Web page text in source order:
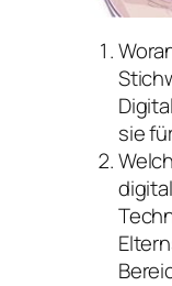
sie